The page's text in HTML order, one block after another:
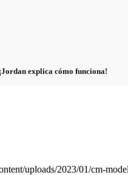
explica cómo funciona!
uploads/2023/01/cm-